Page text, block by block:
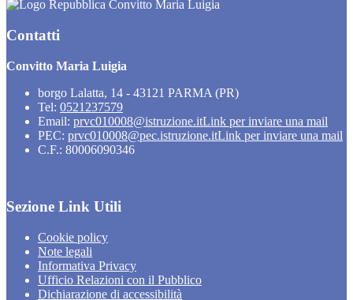
Convitto Maria Luigia
Contatti
Convitto Maria Luigia
borgo Lalatta, 14 - 43121 PARMA (PR)
Tel: 0521237579
Email: prvc010008@istruzione.itLink per inviare una mail
PEC: prvc010008@pec.istruzione.itLink per inviare una mail
C.F.: 80006090346
Sezione Link Utili
Cookie policy
Note legali
Informativa Privacy
Ufficio Relazioni con il Pubblico
Dichiarazione di accessibilità